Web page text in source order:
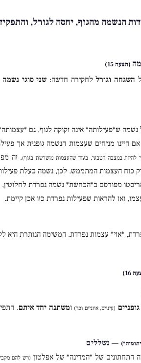
הנשמה מהגוף, יחסה לגורל,
(הצעה 15)
השגחה וגורללחקירה חדשה: שני סוגי נשמה
נשמה ש*פעילותה* אינה זקוקה לגוף, גם
אם היינו מניחים שעצמות הנשמה גופנית אך
להיות במצבה הטבעי, בעוד שהעצמות מושרשת בגוף). זה
כוח העצמות המתממש. לכן, נשמה בעלת פעילות
מפורסם ב*הכחשת* נשמה נפרדת לחלוטין,
ואז להראות שפעילות נפרדת כזו אכן קיימת.
*אזי* עצמות נפרדת. המשימה הנותרת היא
16)
(עיניים, אוזניים וכו׳) ומשתנה יחד איתם.
— נשללים
התחתונים של *המדינה* של אפלטון (ויש להם